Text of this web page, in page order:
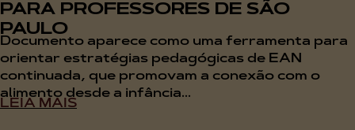
PARA PROFESSORES DE SÃO
PAULO
Documento aparece como uma ferramenta para
orientar estratégias pedagógicas de EAN
continuada, que promovam a conexão com o
alimento desde a infância...
LEIA MAIS